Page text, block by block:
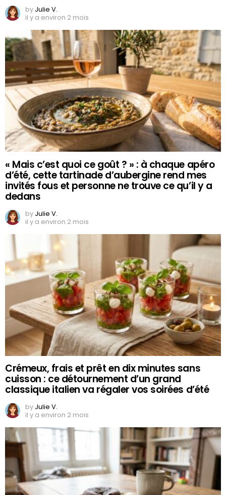
by Julie V.
il y a environ 2 mois
« Mais c’est quoi ce goût ? » : à chaque apéro
d’été, cette tartinade d’aubergine rend mes
invités fous et personne ne trouve ce qu’il y a
dedans
by Julie V.
il y a environ 2 mois
Crémeux, frais et prêt en dix minutes sans
cuisson : ce détournement d’un grand
classique italien va régaler vos soirées d’été
by Julie V.
il y a environ 2 mois